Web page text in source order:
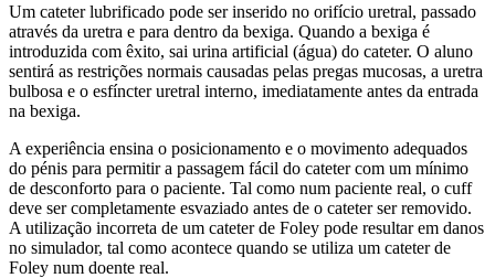
Um cateter lubrificado pode ser inserido no orifício uretral, passado
através da uretra e para dentro da bexiga. Quando a bexiga é
introduzida com êxito, sai urina artificial (água) do cateter. O aluno
sentirá as restrições normais causadas pelas pregas mucosas, a uretra
bulbosa e o esfíncter uretral interno, imediatamente antes da entrada
na bexiga.
A experiência ensina o posicionamento e o movimento adequados
do pénis para permitir a passagem fácil do cateter com um mínimo
de desconforto para o paciente. Tal como num paciente real, o cuff
deve ser completamente esvaziado antes de o cateter ser removido.
A utilização incorreta de um cateter de Foley pode resultar em danos
no simulador, tal como acontece quando se utiliza um cateter de
Foley num doente real.